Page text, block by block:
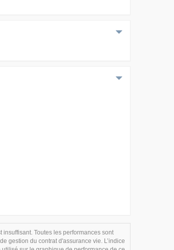
Toutes les performances sont
gestion du contrat d'assurance vie. L’indice